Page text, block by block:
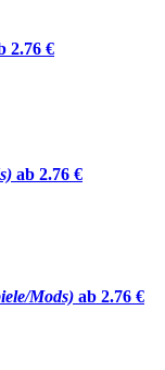
2.76 €
ab 2.76 €
Mods) ab 2.76 €